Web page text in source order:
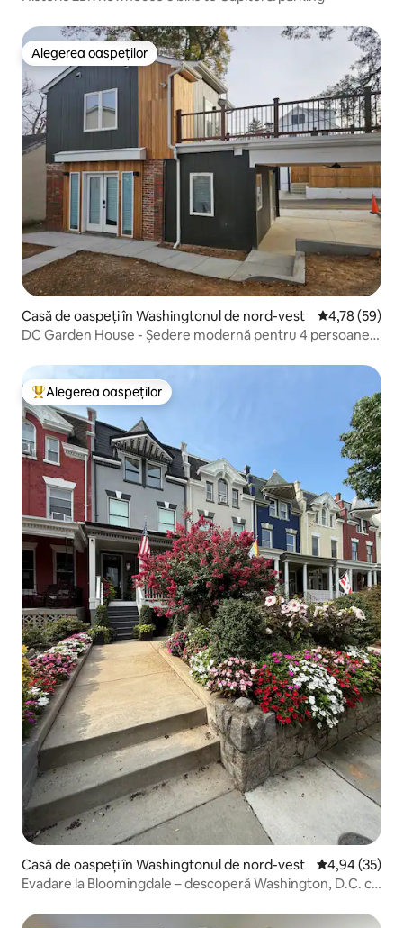
Alegerea oaspeților
Alegerea oaspeților
Casă de oaspeți în Washingtonul de nord-vest Scor mediu
4,78 (59)
DC Garden House - Ședere modernă pentru 4 persoane
Locuință din topul categoriei Alegerea oaspeților
Alegerea oaspeților
Casă de oaspeți în Washingtonul de nord-vest Scor mediu
4,94 (35)
Evadare la Bloomingdale – descoperă Washington, D.C. ca